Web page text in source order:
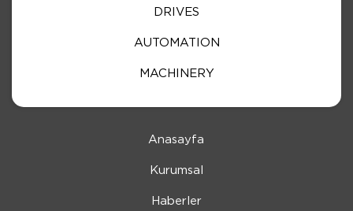
DRIVES
AUTOMATION
MACHINERY
Anasayfa
Kurumsal
Haberler